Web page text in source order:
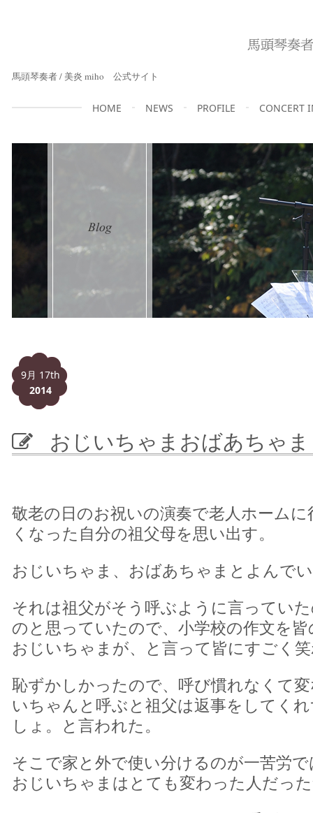
馬頭琴奏者 / 美炎 miho 公式サイト
HOME NEWS PROFILE CONCERT
9月 17th
2014
おじいちゃまおばあちゃま
敬老の日のお祝いの演奏で老人ホーム
くなった自分の祖父母を思い出す。
おじいちゃま、おばあちゃまとよんで
それは祖父がそう呼ぶように言ってい
のと思っていたので、小学校の作文を
おじいちゃまが、と言って皆にすごく
恥ずかしかったので、呼び慣れなくて
いちゃんと呼ぶと祖父は返事をしてく
しょ。と言われた。
そこで家と外で使い分けるのが一苦労
おじいちゃまはとても変わった人だっ